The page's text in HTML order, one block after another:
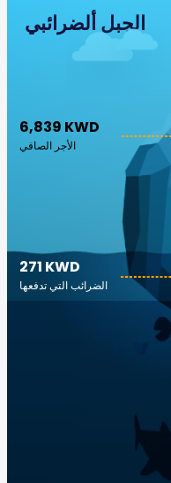
الجبل ألضرائبي
6,839 KWD
الأجر الصافي
271 KWD
الضرائب التي تدفعها